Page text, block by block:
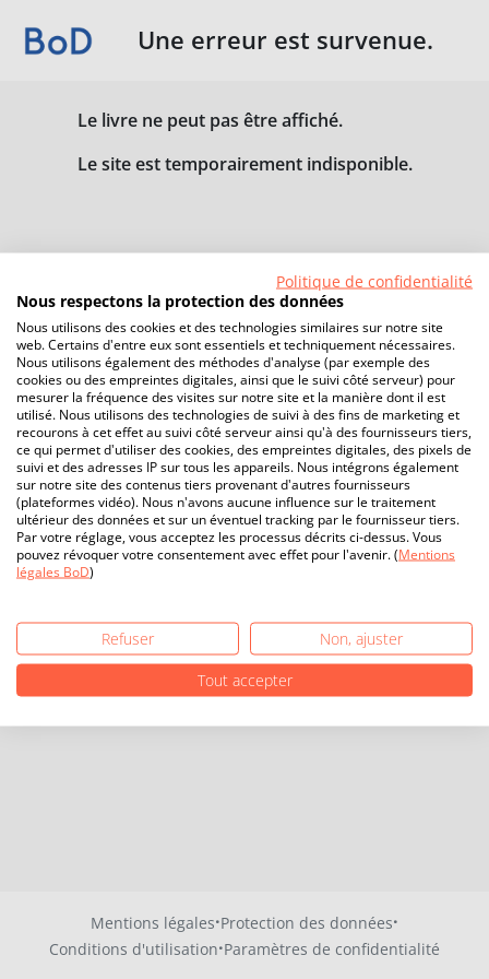
Une erreur est survenue.
Le livre ne peut pas être affiché.
Le site est temporairement indisponible.
Mentions légales·Protection des données·
Conditions d'utilisation·Paramètres de confidentialité
Politique de confidentialité
Nous respectons la protection des données
Nous utilisons des cookies et des technologies similaires sur notre site
web. Certains d'entre eux sont essentiels et techniquement nécessaires.
Nous utilisons également des méthodes d'analyse (par exemple des
cookies ou des empreintes digitales, ainsi que le suivi côté serveur) pour
mesurer la fréquence des visites sur notre site et la manière dont il est
utilisé. Nous utilisons des technologies de suivi à des fins de marketing et
recourons à cet effet au suivi côté serveur ainsi qu'à des fournisseurs tiers,
ce qui permet d'utiliser des cookies, des empreintes digitales, des pixels de
suivi et des adresses IP sur tous les appareils. Nous intégrons également
sur notre site des contenus tiers provenant d'autres fournisseurs
(plateformes vidéo). Nous n'avons aucune influence sur le traitement
ultérieur des données et sur un éventuel tracking par le fournisseur tiers.
Par votre réglage, vous acceptez les processus décrits ci-dessus. Vous
pouvez révoquer votre consentement avec effet pour l'avenir. (Mentions
légales BoD)
Refuser
Non, ajuster
Tout accepter